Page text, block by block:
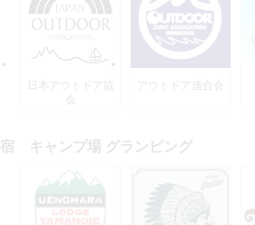
日本アウトドア協
会
アウトドア連合会
宿 キャンプ場 グランピング